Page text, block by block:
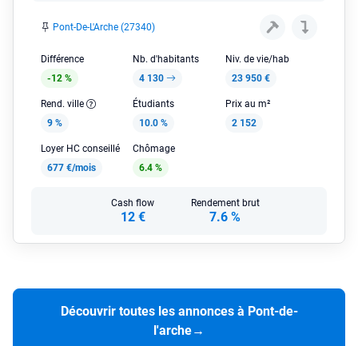
Pont-De-L'Arche (27340)
Différence
-12 %
Nb. d'habitants
4 130
Niv. de vie/hab
23 950 €
Rend. ville
9 %
Étudiants
10.0 %
Prix au m²
2 152
Loyer HC conseillé
677 €/mois
Chômage
6.4 %
Cash flow
12 €
Rendement brut
7.6 %
Découvrir toutes les annonces à Pont-de-
l'arche→